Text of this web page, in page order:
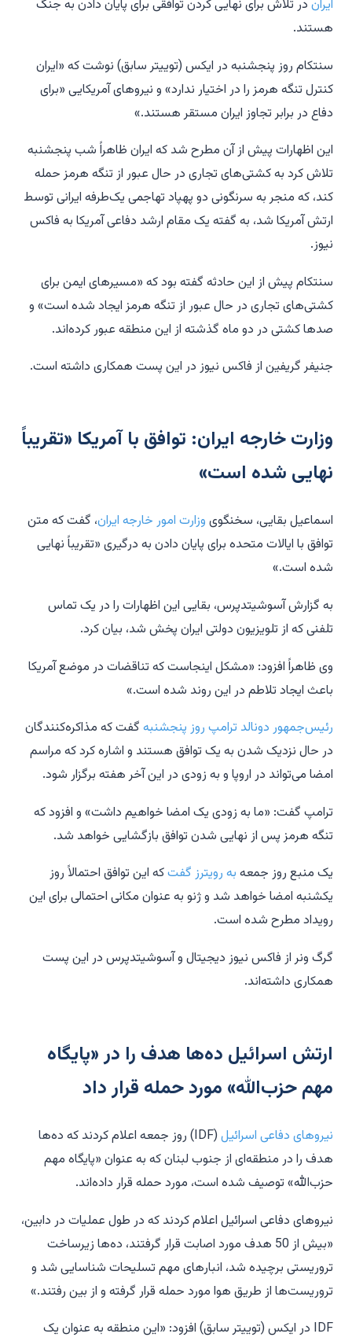
ایران در تلاش برای نهایی کردن توافقی برای پایان دادن به جنگ
هستند.
سنتکام روز پنجشنبه در ایکس (توییتر سابق) نوشت که «ایران
کنترل تنگه هرمز را در اختیار ندارد» و نیروهای آمریکایی «برای
دفاع در برابر تجاوز ایران مستقر هستند.»
این اظهارات پیش از آن مطرح شد که ایران ظاهراً شب پنجشنبه
تلاش کرد به کشتی‌های تجاری در حال عبور از تنگه هرمز حمله
کند، که منجر به سرنگونی دو پهپاد تهاجمی یک‌طرفه ایرانی توسط
ارتش آمریکا شد، به گفته یک مقام ارشد دفاعی آمریکا به فاکس
نیوز.
سنتکام پیش از این حادثه گفته بود که «مسیرهای ایمن برای
کشتی‌های تجاری در حال عبور از تنگه هرمز ایجاد شده است» و
صدها کشتی در دو ماه گذشته از این منطقه عبور کرده‌اند.
جنیفر گریفین از فاکس نیوز در این پست همکاری داشته است.
وزارت خارجه ایران: توافق با آمریکا «تقریباً
نهایی شده است»
اسماعیل بقایی، سخنگوی وزارت امور خارجه ایران، گفت که متن
توافق با ایالات متحده برای پایان دادن به درگیری «تقریباً نهایی
شده است.»
به گزارش آسوشیتدپرس، بقایی این اظهارات را در یک تماس
تلفنی که از تلویزیون دولتی ایران پخش شد، بیان کرد.
وی ظاهراً افزود: «مشکل اینجاست که تناقضات در موضع آمریکا
باعث ایجاد تلاطم در این روند شده است.»
رئیس‌جمهور دونالد ترامپ روز پنجشنبه گفت که مذاکره‌کنندگان
در حال نزدیک شدن به یک توافق هستند و اشاره کرد که مراسم
امضا می‌تواند در اروپا و به زودی در این آخر هفته برگزار شود.
ترامپ گفت: «ما به زودی یک امضا خواهیم داشت» و افزود که
تنگه هرمز پس از نهایی شدن توافق بازگشایی خواهد شد.
یک منبع روز جمعه به رویترز گفتکه این توافق احتمالاً روز
یکشنبه امضا خواهد شد و ژنو به عنوان مکانی احتمالی برای این
رویداد مطرح شده است.
گرگ ونر از فاکس نیوز دیجیتال و آسوشیتدپرس در این پست
همکاری داشته‌اند.
ارتش اسرائیل ده‌ها هدف را در «پایگاه
مهم حزب‌الله» مورد حمله قرار داد
نیروهای دفاعی اسرائیل
(IDF) روز جمعه اعلام کردند که ده‌ها
هدف را در منطقه‌ای از جنوب لبنان که به عنوان «پایگاه مهم
حزب‌الله» توصیف شده است، مورد حمله قرار داده‌اند.
نیروهای دفاعی اسرائیل اعلام کردند که در طول عملیات در دابین،
«بیش از 50 هدف مورد اصابت قرار گرفتند، ده‌ها زیرساخت
تروریستی برچیده شد، انبارهای مهم تسلیحات شناسایی شد و
تروریست‌ها از طریق هوا مورد حمله قرار گرفته و از بین رفتند.»
IDF در ایکس (توییتر سابق) افزود: «این منطقه به عنوان یک